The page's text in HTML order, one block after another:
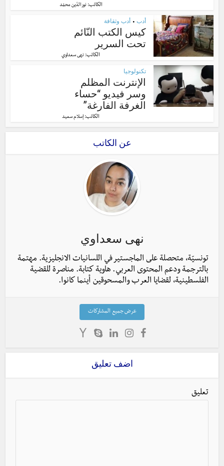
الكاتب:نور الدّين محمّد
أدب • أدب وثقافة
كيس الكتب النّائم
تحت السرير
الكاتب: نهى سعداوي
تكنولوجيا
الإنترنت المظلم
وسر فيديو “حساء
الغرفة الفارغة”
الكاتب: إسلام سعيد
عن الكاتب
نهى سعداوي
تونسيّة، متحصلة على الماجستير في اللسانيات الانجليزية. مهتمة
بالترجمة ودعم المحتوى العربي. هاوية كتابة. مناصرة للقضية
الفلسطينية، لقضايا العرب والمسحوقين أينما كانوا.
عرض جميع المشاركات
اضف تعليق
تعليق